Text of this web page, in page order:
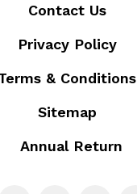
Contact Us
Privacy Policy
& Conditions
Sitemap
Annual Return